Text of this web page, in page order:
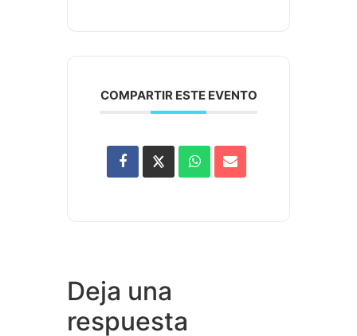
COMPARTIR ESTE EVENTO
Deja una
respuesta